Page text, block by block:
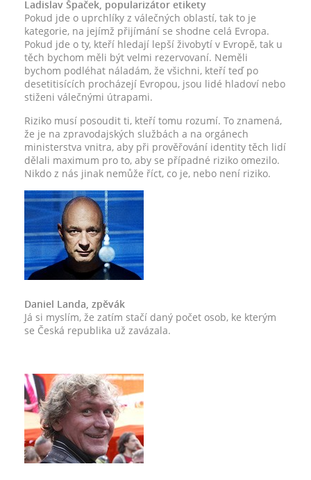
Ladislav Špaček, popularizátor etikety
Pokud jde o uprchlíky z válečných oblastí, tak to je
kategorie, na jejímž přijímání se shodne celá Evropa.
Pokud jde o ty, kteří hledají lepší živobytí v Evropě, tak u
těch bychom měli být velmi rezervovaní. Neměli
bychom podléhat náladám, že všichni, kteří teď po
desetitisících procházejí Evropou, jsou lidé hladoví nebo
stiženi válečnými útrapami.
Riziko musí posoudit ti, kteří tomu rozumí. To znamená,
že je na zpravodajských službách a na orgánech
ministerstva vnitra, aby při prověřování identity těch lidí
dělali maximum pro to, aby se případné riziko omezilo.
Nikdo z nás jinak nemůže říct, co je, nebo není riziko.
Daniel Landa, zpěvák
Já si myslím, že zatím stačí daný počet osob, ke kterým
se Česká republika už zavázala.